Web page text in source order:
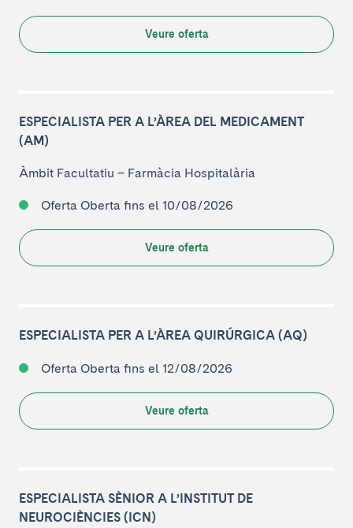
Veure oferta
ESPECIALISTA PER A L’ÀREA DEL MEDICAMENT
(AM)
Àmbit Facultatiu – Farmàcia Hospitalària
Oferta Oberta fins el 10/08/2026
Veure oferta
ESPECIALISTA PER A L’ÀREA QUIRÚRGICA (AQ)
Oferta Oberta fins el 12/08/2026
Veure oferta
ESPECIALISTA SÈNIOR A L’INSTITUT DE
NEUROCIÈNCIES (ICN)